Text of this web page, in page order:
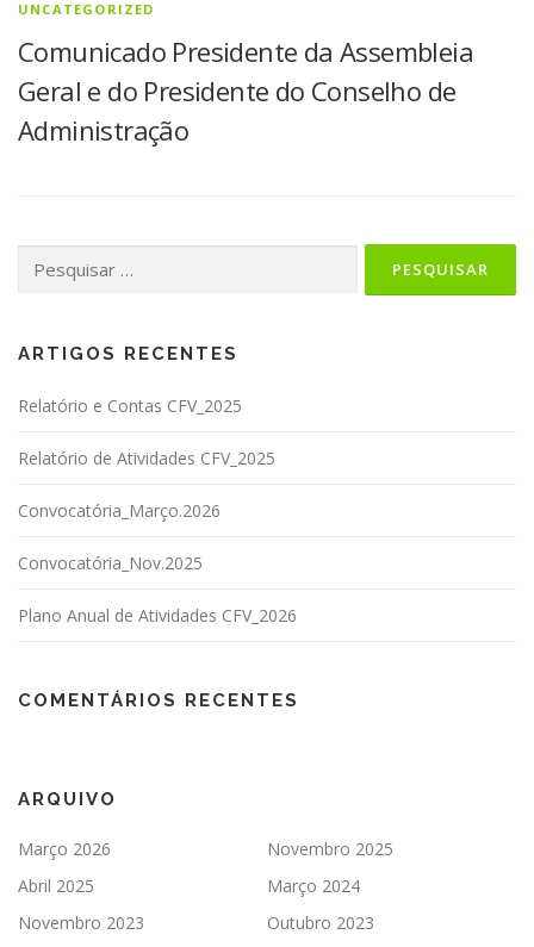
UNCATEGORIZED
Comunicado Presidente da Assembleia
Geral e do Presidente do Conselho de
Administração
por:
ARTIGOS RECENTES
Relatório e Contas CFV_2025
Relatório de Atividades CFV_2025
Convocatória_Março.2026
Convocatória_Nov.2025
Plano Anual de Atividades CFV_2026
COMENTÁRIOS RECENTES
ARQUIVO
Março 2026
Novembro 2025
Abril 2025
Março 2024
Novembro 2023
Outubro 2023